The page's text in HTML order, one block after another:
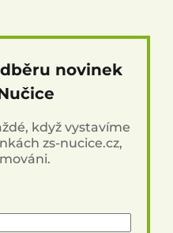
novinek
když vystavíme
zs-nucice.cz,